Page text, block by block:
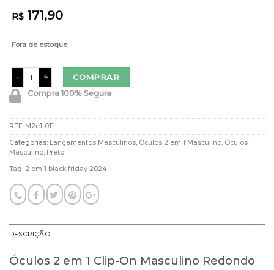
R$ 171,90
Fora de estoque
Óculos 2 em 1 Clip-On Masculino Redondo Preto Rui quantidade
COMPRAR
Compra 100% Segura
REF: M2e1-011
Categorias: Lançamentos Masculinos, Óculos 2 em 1 Masculino, Óculos
Masculino, Preto
Tag: 2 em 1 black friday 2024
DESCRIÇÃO
Óculos 2 em 1 Clip-On Masculino Redondo